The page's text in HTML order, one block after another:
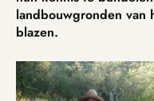
landbouwgronden van
blazen.